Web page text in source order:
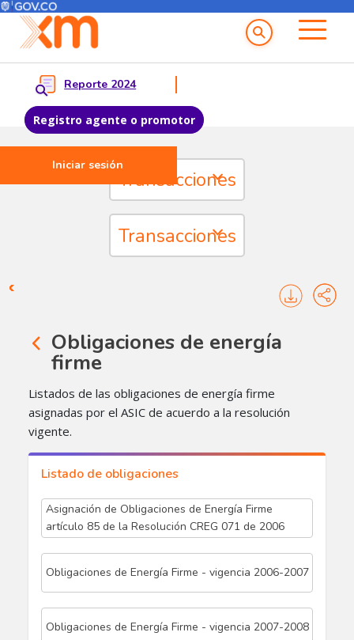
Pasar al contenido principal
Menú del Usuario
Reporte 2024
Registro agente o promotor
Iniciar sesión
Menu principal
Transacciones - Cargo por
Transacciones
Transacciones
Obligaciones de energía
firme
Listados de las obligaciones de energía firme
asignadas por el ASIC de acuerdo a la resolución
vigente.​
Listado de obligaciones
Asignación de Obligaciones de Energía Firme
artículo 85 de la Resolución CREG 071 de 2006
Obligaciones de Energía Firme - vigencia 2006-2007
Obligaciones de Energía Firme - vigencia 2007-2008